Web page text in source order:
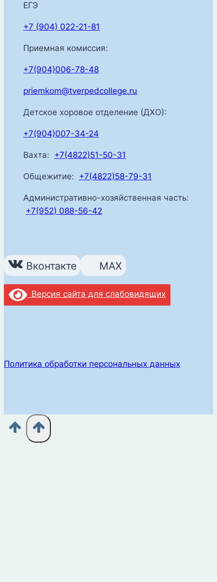
ЕГЭ
+7 (904) 022-21-81
Приемная комиссия:
+7(904)006-78-48
priemkom@tverpedcollege.ru
Детское хоровое отделение (ДХО):
+7(904)007-34-24
Вахта: +7(4822)51-50-31
Общежитие: +7(4822)58-79-31
Административно-хозяйственная часть:
+7(952) 088-56-42
Вконтакте MAX
Версия сайта для слабовидящих
Политика обработки персональных данных